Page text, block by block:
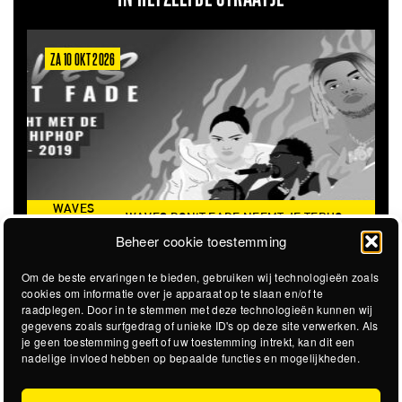
Beheer cookie toestemming
Om de beste ervaringen te bieden, gebruiken wij technologieën zoals
cookies om informatie over je apparaat op te slaan en/of te
raadplegen. Door in te stemmen met deze technologieën kunnen wij
gegevens zoals surfgedrag of unieke ID's op deze site verwerken. Als
je geen toestemming geeft of uw toestemming intrekt, kan dit een
nadelige invloed hebben op bepaalde functies en mogelijkheden.
ZA 6 MRT 2027